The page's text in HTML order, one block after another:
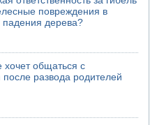
Омана
Браке
повреждения в
падения дерева?
хочет общаться с
развода родителей